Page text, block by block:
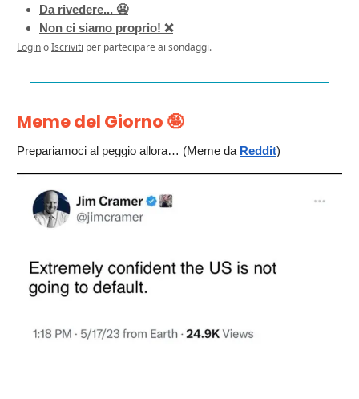
Da rivedere... 😬
Non ci siamo proprio! ❌
LoginoIscriviti per partecipare ai sondaggi.
Meme del Giorno 🤪
Prepariamoci al peggio allora… (Meme da Reddit)